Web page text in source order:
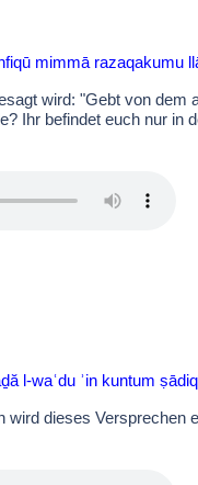
mimmā razaqakumu
wird: "Gebt von dem
Ihr befindet euch nur in
l-waʿdu ʾin kuntum
wird dieses Versprechen